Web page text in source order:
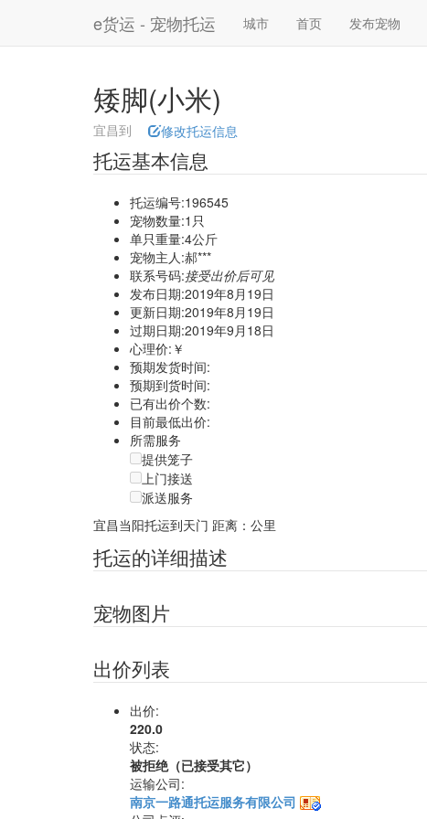
e货运 - 宠物托运 城市 首页 发布宠物
矮脚(小米)
宜昌到 修改托运信息
托运基本信息
托运编号:196545
宠物数量:1只
单只重量:4公斤
宠物主人:郝***
联系号码:接受出价后可见
发布日期:2019年8月19日
更新日期:2019年8月19日
过期日期:2019年9月18日
心理价:￥
预期发货时间:
预期到货时间:
已有出价个数:
目前最低出价:
所需服务
提供笼子
上门接送
派送服务
宜昌当阳托运到天门 距离：公里
托运的详细描述
宠物图片
出价列表
出价:
220.0
状态:
被拒绝（已接受其它）
运输公司:
南京一路通托运服务有限公司